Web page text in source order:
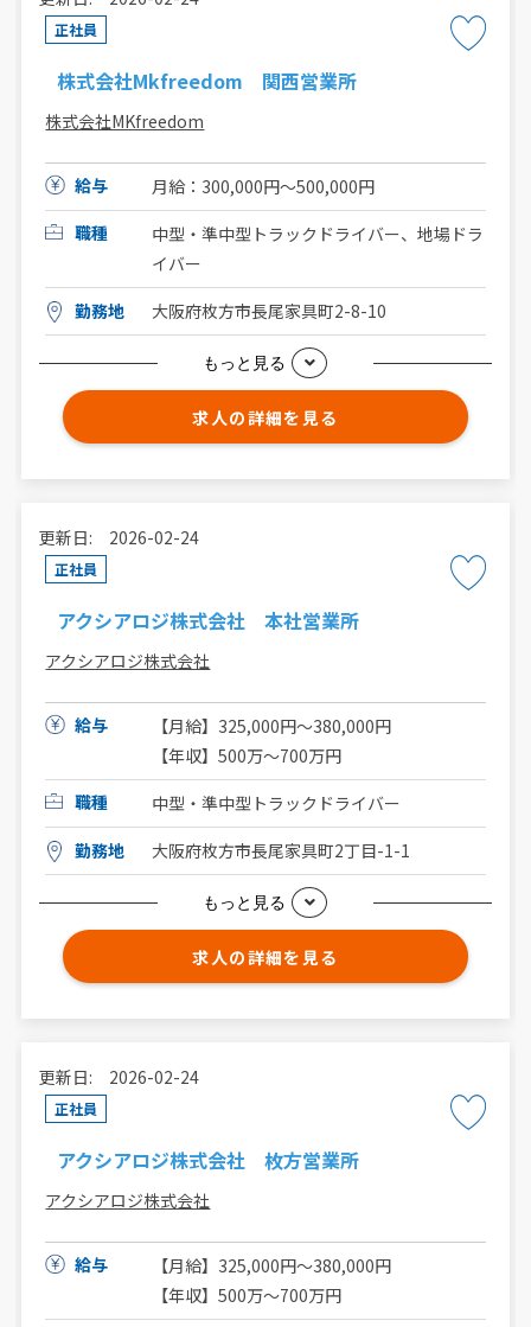
正社員
株式会社Mkfreedom 関西営業所
株式会社MKfreedom
給与
月給：300,000円〜500,000円
職種
中型・準中型トラックドライバー、地場ドラ
イバー
勤務地
大阪府枚方市長尾家具町2-8-10
もっと見る
求人の詳細を見る
更新日: 2026-02-24
正社員
アクシアロジ株式会社 本社営業所
アクシアロジ株式会社
給与
【月給】325,000円〜380,000円
【年収】500万〜700万円
職種
中型・準中型トラックドライバー
勤務地
大阪府枚方市長尾家具町2丁目-1-1
もっと見る
求人の詳細を見る
更新日: 2026-02-24
正社員
アクシアロジ株式会社 枚方営業所
アクシアロジ株式会社
給与
【月給】325,000円〜380,000円
【年収】500万〜700万円